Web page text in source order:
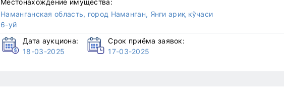
Местонахождение имущества:
Наманганская область, город Наманган, Янги ариқ кўчаси
6-уй
Дата аукциона:
18-03-2025
Срок приёма заявок:
17-03-2025